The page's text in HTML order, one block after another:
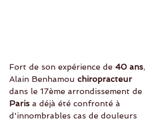
Fort de son expérience de 40 ans,
Alain Benhamou chiropracteur
dans le 17ème arrondissement de
Paris a déjà été confronté à
d'innombrables cas de douleurs